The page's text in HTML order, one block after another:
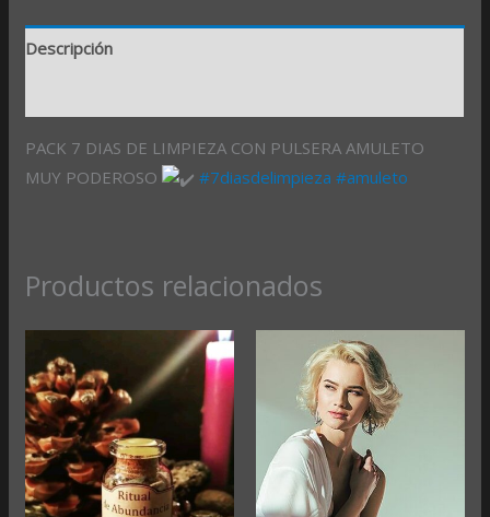
Descripción
PACK 7 DIAS DE LIMPIEZA CON PULSERA AMULETO
MUY PODEROSO
#7diasdelimpieza #amuleto
Productos relacionados